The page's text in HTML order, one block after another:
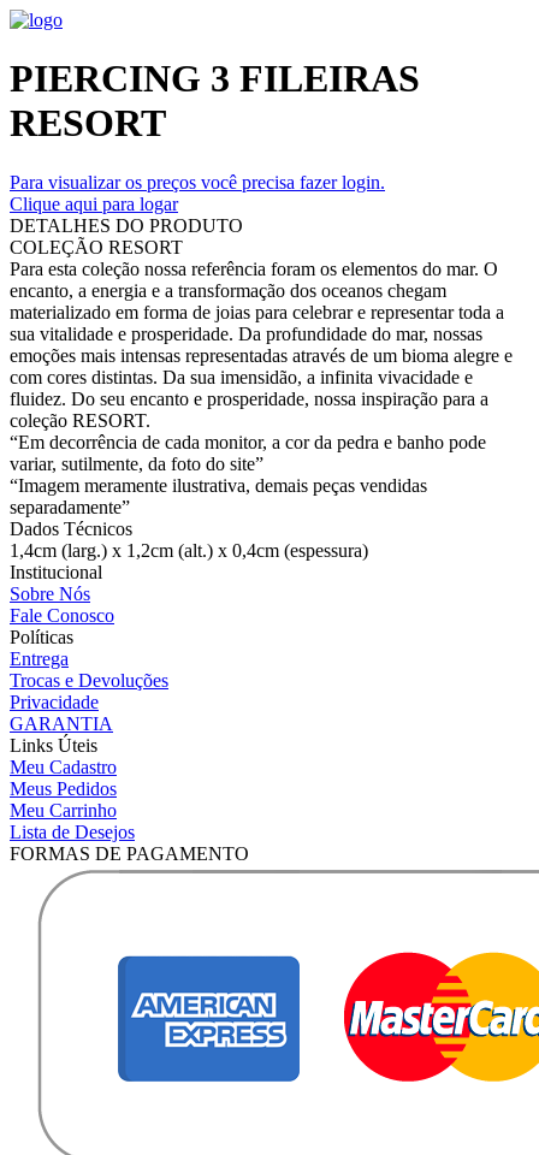
PIERCING 3 FILEIRAS
RESORT
Para visualizar os preços você precisa fazer login.
Clique aqui para logar
DETALHES DO PRODUTO
COLEÇÃO RESORT
Para esta coleção nossa referência foram os elementos do mar. O
encanto, a energia e a transformação dos oceanos chegam
materializado em forma de joias para celebrar e representar toda a
sua vitalidade e prosperidade. Da profundidade do mar, nossas
emoções mais intensas representadas através de um bioma alegre e
com cores distintas. Da sua imensidão, a infinita vivacidade e
fluidez. Do seu encanto e prosperidade, nossa inspiração para a
coleção RESORT.
“Em decorrência de cada monitor, a cor da pedra e banho pode
variar, sutilmente, da foto do site”
“Imagem meramente ilustrativa, demais peças vendidas
separadamente”
Dados Técnicos
1,4cm (larg.) x 1,2cm (alt.) x 0,4cm (espessura)
Institucional
Sobre Nós
Fale Conosco
Políticas
Entrega
Trocas e Devoluções
Privacidade
GARANTIA
Links Úteis
Meu Cadastro
Meus Pedidos
Meu Carrinho
Lista de Desejos
FORMAS DE PAGAMENTO